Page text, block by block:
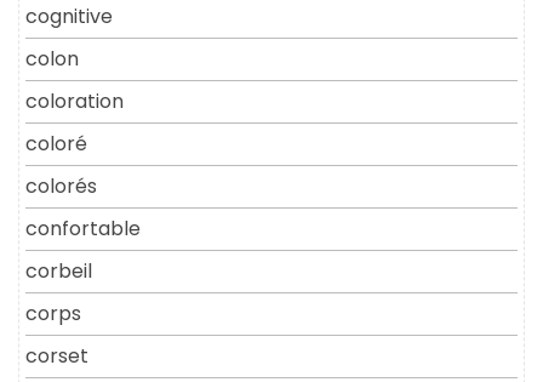
cognitive
colon
coloration
coloré
colorés
confortable
corbeil
corps
corset